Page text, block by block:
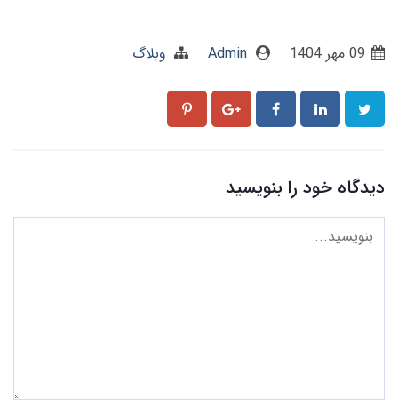
Admin وبلاگ
دیدگاه خود را بنویسید